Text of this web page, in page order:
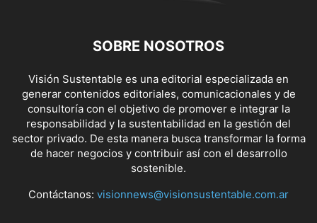
SOBRE NOSOTROS
Visión Sustentable es una editorial especializada en
generar contenidos editoriales, comunicacionales y de
consultoría con el objetivo de promover e integrar la
responsabilidad y la sustentabilidad en la gestión del
sector privado. De esta manera busca transformar la forma
de hacer negocios y contribuir así con el desarrollo
sostenible.
Contáctanos: visionnews@visionsustentable.com.ar